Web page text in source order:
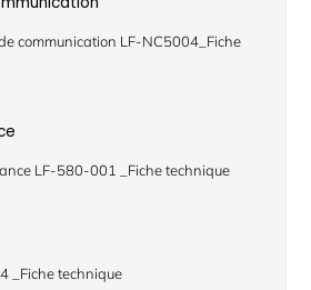
communication LF-NC5004_Fiche
LF-580-001 _Fiche technique
_Fiche technique